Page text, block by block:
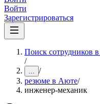
Войти
Зарегистрироваться
Поиск сотрудников
/
... /
резюме в Аюте/
инженер-механик